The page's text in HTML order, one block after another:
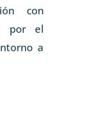
con
por el
a